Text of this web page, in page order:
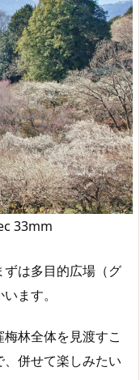
33mm
は多目的広場（グ
ます。
林全体を見渡すこ
併せて楽しみたい